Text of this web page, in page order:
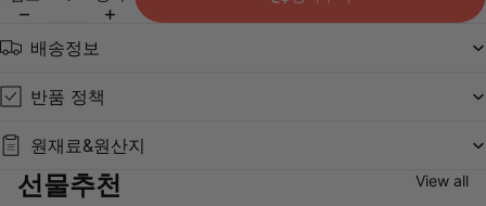
배송정보
반품 정책
원재료&원산지
선물추천 View all